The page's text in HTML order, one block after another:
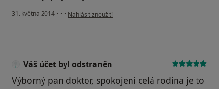
31. května 2014 • • • podle názoru uživatele Váš účet byl odstraněn
Nahlásit zneužití
Váš účet byl odstraněn
Výborný pan doktor, spokojeni celá rodina je to